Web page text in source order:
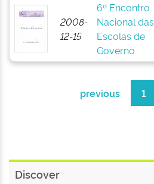
2008-
12-15
6º Encontro
Nacional das
Escolas de
Governo
previous 1
Discover